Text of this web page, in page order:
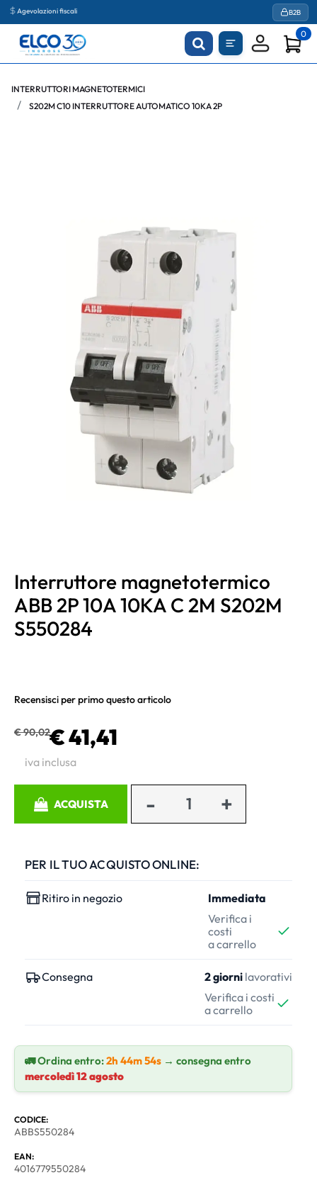
Agevolazioni fiscali B2B
0
INTERRUTTORI MAGNETOTERMICI
S202M C10 INTERRUTTORE AUTOMATICO 10KA 2P
Interruttore magnetotermico
ABB 2P 10A 10KA C 2M S202M
S550284
Recensisci per primo questo articolo
€ 90,02€ 41,41
iva inclusa
ACQUISTA
PER IL TUO ACQUISTO ONLINE:
Ritiro in negozio
Immediata
Verifica i
costi
a carrello
Consegna 2 giorni lavorativi
Verifica i costi
a carrello
🚛 Ordina entro:2h 44m 53s→ consegna entro
mercoledì 12 agosto
CODICE:
ABBS550284
EAN:
4016779550284